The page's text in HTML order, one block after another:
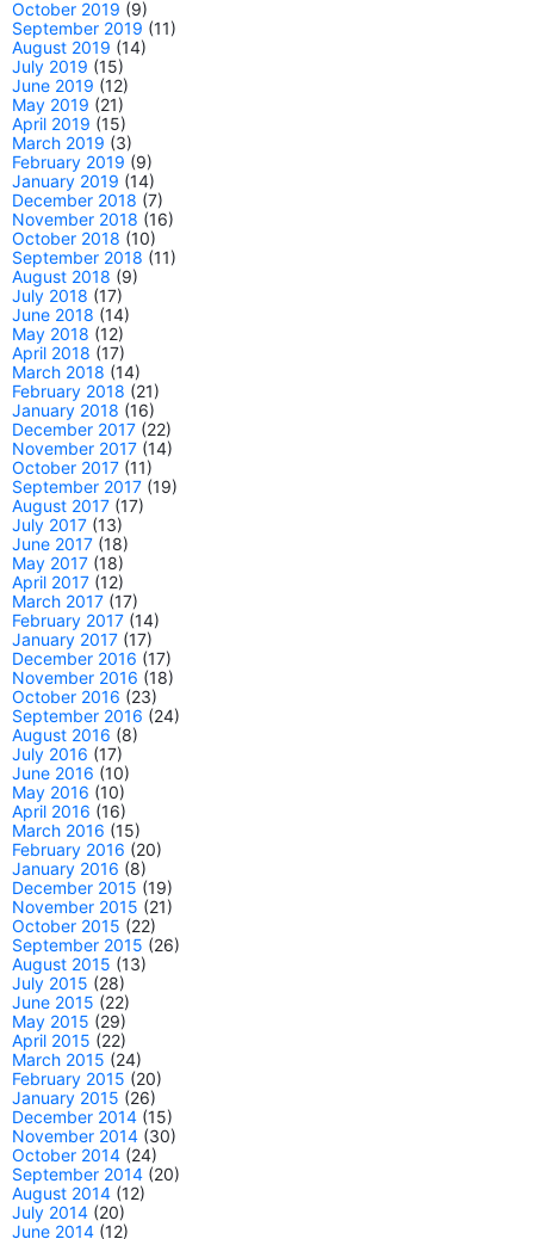
October 2019 (9)
September 2019 (11)
August 2019 (14)
July 2019 (15)
June 2019 (12)
May 2019 (21)
April 2019 (15)
March 2019 (3)
February 2019 (9)
January 2019 (14)
December 2018 (7)
November 2018 (16)
October 2018 (10)
September 2018 (11)
August 2018 (9)
July 2018 (17)
June 2018 (14)
May 2018 (12)
April 2018 (17)
March 2018 (14)
February 2018 (21)
January 2018 (16)
December 2017 (22)
November 2017 (14)
October 2017 (11)
September 2017 (19)
August 2017 (17)
July 2017 (13)
June 2017 (18)
May 2017 (18)
April 2017 (12)
March 2017 (17)
February 2017 (14)
January 2017 (17)
December 2016 (17)
November 2016 (18)
October 2016 (23)
September 2016 (24)
August 2016 (8)
July 2016 (17)
June 2016 (10)
May 2016 (10)
April 2016 (16)
March 2016 (15)
February 2016 (20)
January 2016 (8)
December 2015 (19)
November 2015 (21)
October 2015 (22)
September 2015 (26)
August 2015 (13)
July 2015 (28)
June 2015 (22)
May 2015 (29)
April 2015 (22)
March 2015 (24)
February 2015 (20)
January 2015 (26)
December 2014 (15)
November 2014 (30)
October 2014 (24)
September 2014 (20)
August 2014 (12)
July 2014 (20)
June 2014 (12)